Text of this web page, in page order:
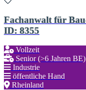
Fachanwalt für
ID: 8355
Vollzeit
Senior (>6 Jahren BE)
Industrie
öffentliche Hand
Rheinland